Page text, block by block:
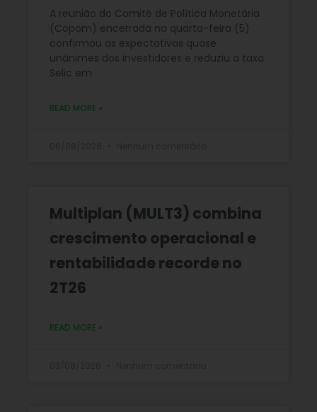
A reunião do Comitê de Política Monetária
(Copom) encerrada na quarta-feira (5)
confirmou as expectativas quase
unânimes dos investidores e reduziu a taxa
Selic em
READ MORE »
Multiplan (MULT3) combina
crescimento operacional e
rentabilidade recorde no
2T26
READ MORE »